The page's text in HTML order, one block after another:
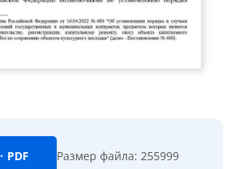
PDF Размер файла: 255999